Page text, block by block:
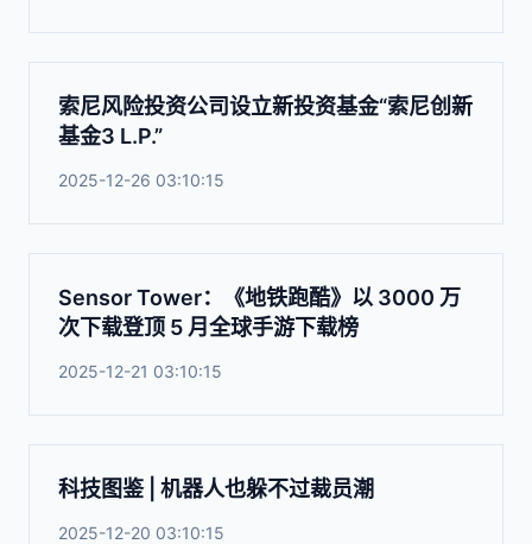
索尼风险投资公司设立新投资基金“索尼创新
基金3 L.P.”
2025-12-26 03:10:15
Sensor Tower：《地铁跑酷》以 3000 万
次下载登顶 5 月全球手游下载榜
2025-12-21 03:10:15
科技图鉴 | 机器人也躲不过裁员潮
2025-12-20 03:10:15